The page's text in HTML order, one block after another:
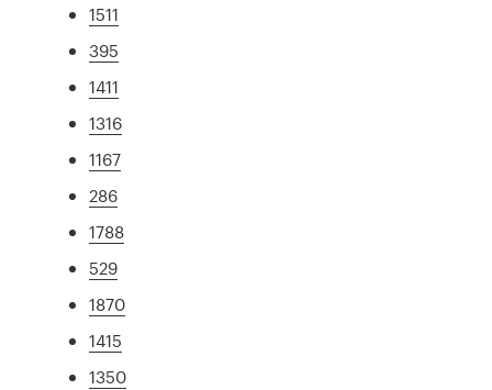
1511
395
1411
1316
1167
286
1788
529
1870
1415
1350